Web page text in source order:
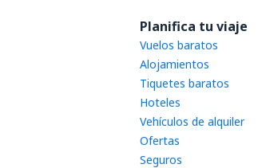
Planifica tu viaje
Vuelos baratos
Alojamientos
Tiquetes baratos
Hoteles
Vehículos de alquiler
Ofertas
Seguros